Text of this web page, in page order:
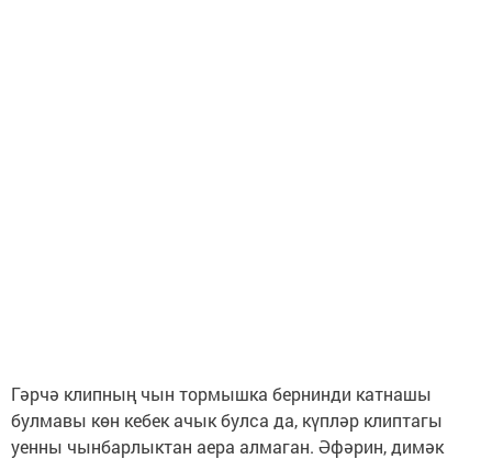
Гәрчә клипның чын тормышка бернинди катнашы
булмавы көн кебек ачык булса да, күпләр клиптагы
уенны чынбарлыктан аера алмаган. Әфәрин, димәк